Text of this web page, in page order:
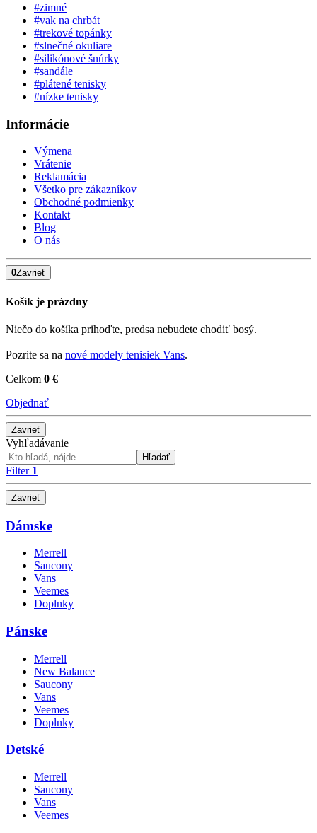
#zimné
#vak na chrbát
#trekové topánky
#slnečné okuliare
#silikónové šnúrky
#sandále
#plátené tenisky
#nízke tenisky
Informácie
Výmena
Vrátenie
Reklamácia
Všetko pre zákazníkov
Obchodné podmienky
Kontakt
Blog
O nás
0Zavrieť
Košík je prázdny
Niečo do košíka prihoďte, predsa nebudete chodiť bosý.
Pozrite sa na nové modely tenisiek Vans.
Celkom 0 €
Objednať
Zavrieť
Vyhľadávanie
Hľadať
Filter 1
Zavrieť
Dámske
Merrell
Saucony
Vans
Veemes
Doplnky
Pánske
Merrell
New Balance
Saucony
Vans
Veemes
Doplnky
Detské
Merrell
Saucony
Vans
Veemes